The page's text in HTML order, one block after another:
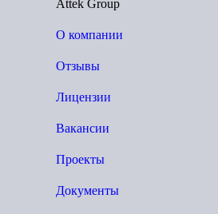
Attek Group
О компании
Отзывы
Лицензии
Вакансии
Проекты
Документы